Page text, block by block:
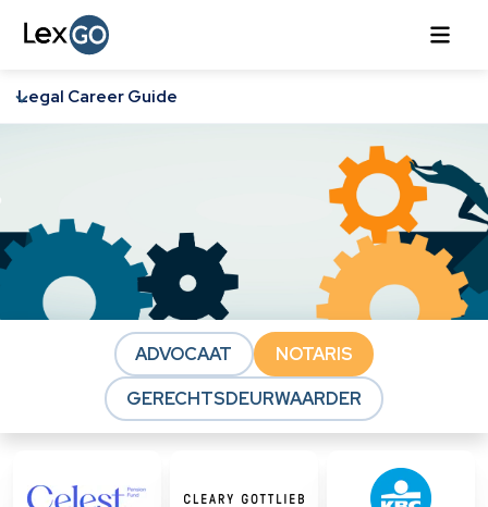
Legal Career Guide
ADVOCAAT
NOTARIS
GERECHTSDEURWAARDER